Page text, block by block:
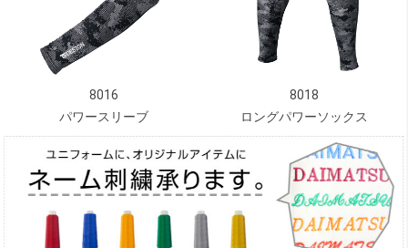
8016
パワースリーブ
8018
ロングパワーソックス